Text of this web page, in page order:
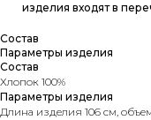
изделия входят в
Состав
Параметры изделия
Состав
Хлопок 100%
Параметры изделия
Длина изделия 106 см,